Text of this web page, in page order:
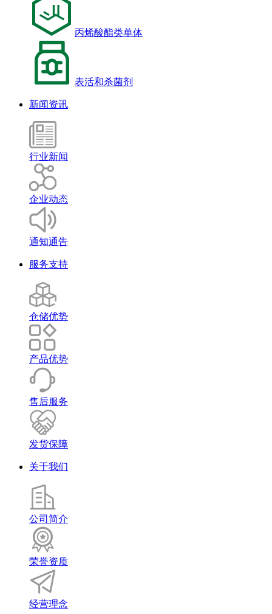
丙烯酸酯类单体
表活和杀菌剂
新闻资讯
行业新闻
企业动态
通知通告
服务支持
仓储优势
产品优势
售后服务
发货保障
关于我们
公司简介
荣誉资质
经营理念